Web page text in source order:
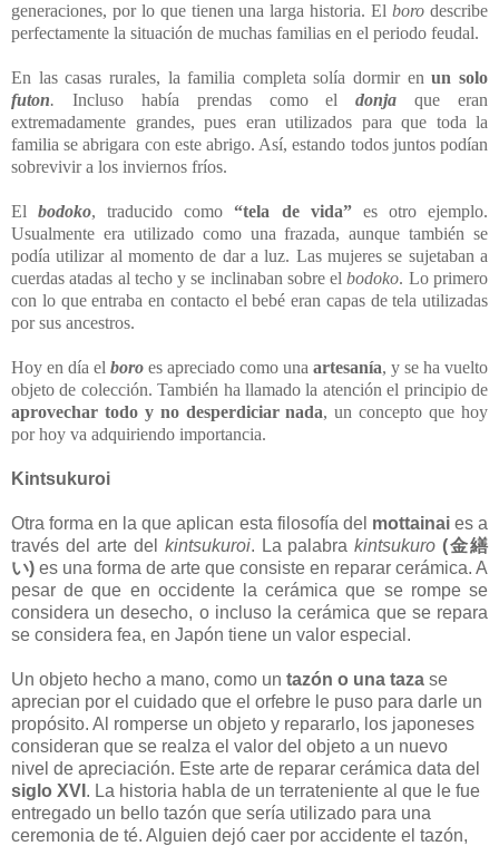
generaciones, por lo que tienen una larga historia. Elborodescribe
perfectamente la situación de muchas familias en el periodo feudal.
En las casas rurales, la familia completa solía dormir enun solo
futon. Incluso había prendas como eldonja
que eran
extremadamente grandes, pues eran utilizados para que toda la
familia se abrigara con este abrigo. Así, estando todos juntos podían
sobrevivir a los inviernos fríos.
Elbodoko, traducido como“tela de vida” es otro ejemplo.
Usualmente era utilizado como una frazada, aunque también se
podía utilizar al momento de dar a luz. Las mujeres se sujetaban a
cuerdas atadas al techo y se inclinaban sobre elbodoko. Lo primero
con lo que entraba en contacto el bebé eran capas de tela utilizadas
por sus ancestros.
Hoy en día el boro es apreciado como una artesanía, y se ha vuelto
objeto de colección. También ha llamado la atención el principio de
aprovechar todo y no desperdiciar nada, un concepto que hoy
por hoy va adquiriendo importancia.
Kintsukuroi
Otra forma en la que aplican esta filosofía del mottainaies a
través del arte del kintsukuroi. La palabrakintsukuro(金繕
い) es una forma de arte que consiste en reparar cerámica. A
pesar de que en occidente la cerámica que se rompe se
considera un desecho, o incluso la cerámica que se repara
se considera fea, en Japón tiene un valor especial.
Un objeto hecho a mano, como un tazón o una taza se
aprecian por el cuidado que el orfebre le puso para darle un
propósito. Al romperse un objeto y repararlo, los japoneses
consideran que se realza el valor del objeto a un nuevo
nivel de apreciación. Este arte de reparar cerámica data del
siglo XVI . La historia habla de un terrateniente al que le fue
entregado un bello tazón que sería utilizado para una
ceremonia de té. Alguien dejó caer por accidente el tazón,